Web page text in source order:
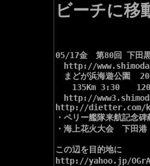
ビーチに移
05/17金　第80回 下
http://
まどが浜海遊公園
135Km 3:30　　
http://
http://dietter.com/
・ペリー艦隊来航記念
・海上花火大会　下田港
この辺を目的地に
http://yahoo.jp/